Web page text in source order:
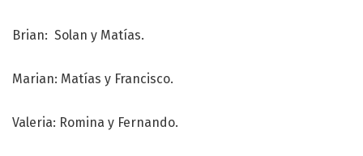
Brian: Solan y Matías.
Marian: Matías y Francisco.
Valeria: Romina y Fernando.